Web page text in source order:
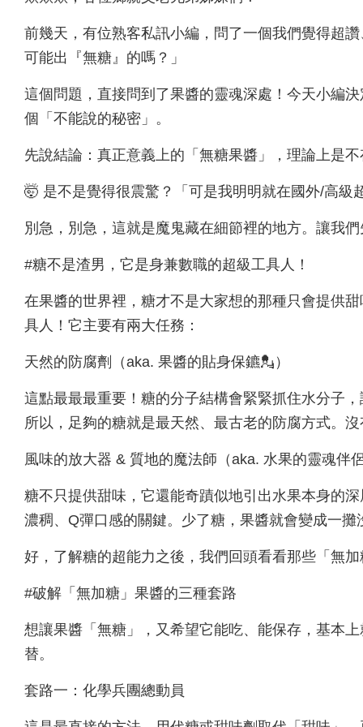
前幾天，有位熟客私訊小編，問了一個我們覺得超
可能出『無糖』的嗎？」
這個問題，直接問到了果醬的靈魂深處！今天小編
個「不能說的秘密」。
先說結論：真正意義上的「無糖果醬」，理論上是
🤯 是不是覺得很震驚？「可是我明明就在國外/高級
別急，別急，這就是魔鬼藏在細節裡的地方。讓我
#糖不是渣男，它是身兼數職的超級工具人！
在果醬的世界裡，糖才不是大家想的那種只會提供
具人！它主要有兩大任務：
天然的防腐劑（aka. 果醬的貼身保鑣💂）
這點最最最重要！糖的分子結構會緊緊抓住水分子
所以，足夠的糖就是最天然、最古老的防腐方式。
風味的放大器 & 質地的魔法師（aka. 水果的靈魂伴
糖不只提供甜味，它還能奇蹟似地引出水果本身的
濃稠、Q彈口感的關鍵。少了糖，果醬就會變成一
好，了解糖的超能力之後，我們回頭看看那些「無
#破解「無加糖」果醬的三種套路
想讓果醬「無糖」，又希望它能吃、能保存，基本
替。
套路一：化學兵團總動員